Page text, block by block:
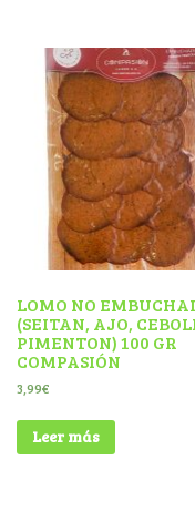
LOMO NO
(SEITAN, AJO,
PIMENTON) 100 GR
COMPASIÓN
3,99€
Leer más